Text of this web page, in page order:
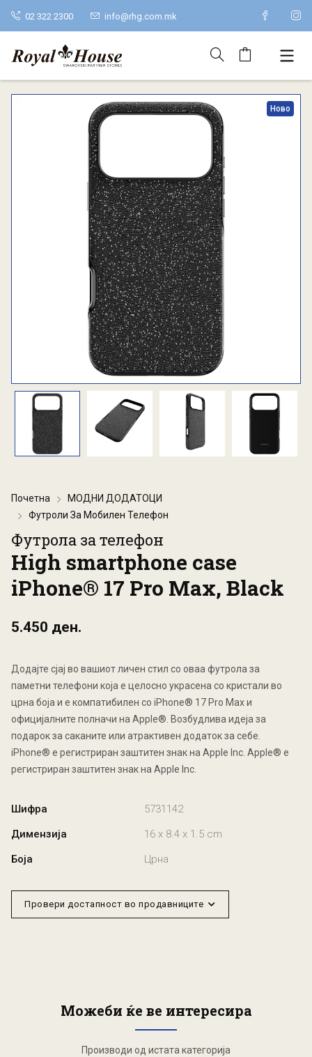
02 322 2300 info@rhg.com.mk
Ново
Почетна
МОДНИ ДОДАТОЦИ
Футроли За Мобилен Телефон
Футрола за телефон
High smartphone case
iPhone® 17 Pro Max, Black
5.450 ден.
Додајте сјај во вашиот личен стил со оваа футрола за
паметни телефони која е целосно украсена со кристали во
црна боја и е компатибилен со iPhone® 17 Pro Max и
официјалните полначи на Apple®. Возбудлива идеја за
подарок за саканите или атрактивен додаток за себе.
iPhone® е регистриран заштитен знак на Apple Inc. Apple® е
регистриран заштитен знак на Apple Inc.
Шифра
5731142
Димензија
16 x 8.4 x 1.5 cm
Боја
Црна
Провери достапност во продавниците
Можеби ќе ве интересира
Производи од истата категорија